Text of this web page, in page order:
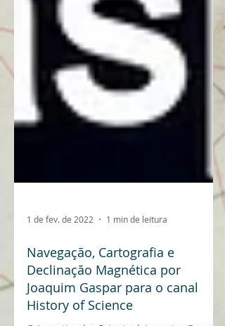
1 de fev. de 2022 1 min de leitura
Navegação, Cartografia e
Declinação Magnética por